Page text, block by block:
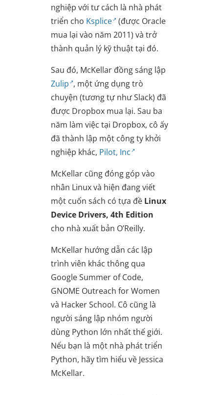
nghiệp với tư cách là nhà phát
triển cho Ksplice (được Oracle
mua lại vào năm 2011) và trở
thành quản lý kỹ thuật tại đó.
Sau đó, McKellar đồng sáng lập
Zulip , một ứng dụng trò
chuyện (tương tự như Slack) đã
được Dropbox mua lại. Sau ba
năm làm việc tại Dropbox, cô ấy
đã thành lập một công ty khởi
nghiệp khác, Pilot, Inc
McKellar cũng đóng góp vào
nhân Linux và hiện đang viết
một cuốn sách có tựa đề Linux
Device Drivers, 4th Edition
cho nhà xuất bản O’Reilly.
McKellar hướng dẫn các lập
trình viên khác thông qua
Google Summer of Code,
GNOME Outreach for Women
và Hacker School. Cô cũng là
người sáng lập nhóm người
dùng Python lớn nhất thế giới.
Nếu bạn là một nhà phát triển
Python, hãy tìm hiểu về Jessica
McKellar.